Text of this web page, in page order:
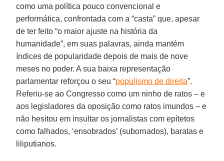
como uma política pouco convencional e
performática, confrontada com a “casta” que, apesar
de ter feito “o maior ajuste na história da
humanidade”, em suas palavras, ainda mantém
índices de popularidade depois de mais de nove
meses no poder. A sua baixa representação
parlamentar reforçou o seu “populismo de direita”.
Referiu-se ao Congresso como um ninho de ratos – e
aos legisladores da oposição como ratos imundos – e
não hesitou em insultar os jornalistas com epítetos
como falhados, ‘ensobrados’ (subornados), baratas e
liliputianos.